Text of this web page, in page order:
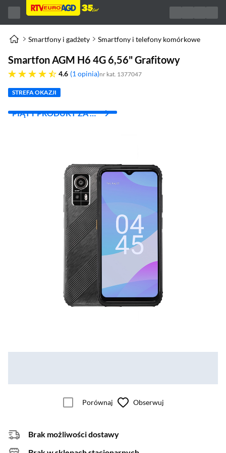
Smartfony i gadżety Smartfony i telefony komórkowe
Smartfon AGM H6 4G 6,56" Grafitowy
4.6
4.6 gwiazdek 1 opinia nr kat. 1377047
STREFA OKAZJI
PIĄTY PRODUKT ZA 1
Porównaj Obserwuj
Brak możliwości dostawy